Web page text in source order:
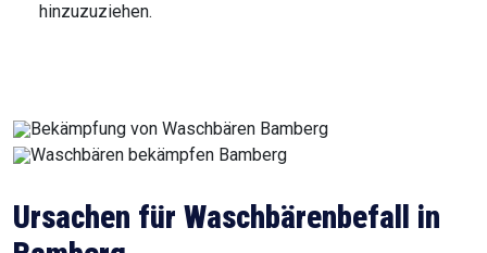
hinzuzuziehen.
Ursachen für Waschbärenbefall in